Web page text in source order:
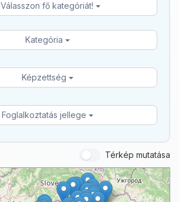
Válasszon fő kategóriát!
Kategória
Képzettség
Foglalkoztatás jellege
Térkép mutatása